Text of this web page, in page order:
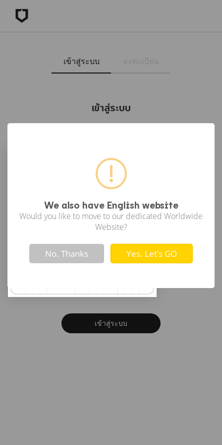
We also have English website
Would you like to move to our dedicated Worldwide
Website?
! Not valid!
No. Thanks Yes. Let’s GO
เข้าสู่ระบบ
เข้าสู่ระบบ
เข้าสู่ระบบด้วย Google
or
รหัสผ่าน